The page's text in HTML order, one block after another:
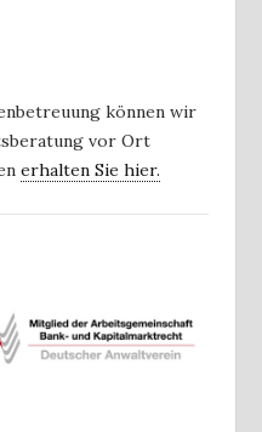
können wir
vor Ort
erhalten Sie hier.